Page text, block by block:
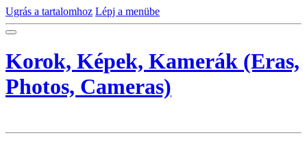
Ugrás a tartalomhoz Lépj a menübe
Korok, Képek, Kamerák (Eras,
Photos, Cameras)